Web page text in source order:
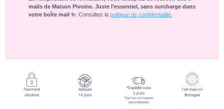
mails de Maison Pivoine. Juste l’essentiel, sans surcharge dans
votre boîte mail ✨ . Consultez la politique de confidentialité.